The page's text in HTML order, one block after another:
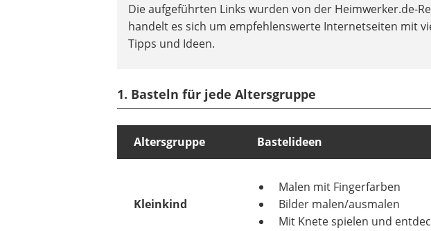
Die aufgeführten Links wurden von der Heimwerker.de-
handelt es sich um empfehlenswerte Internetseiten mit
Tipps und Ideen.
1. Basteln für jede Altersgruppe
Altersgruppe Bastelideen
Kleinkind
Malen mit Fingerfarben
Bilder malen/ausmalen
Mit Knete spielen und